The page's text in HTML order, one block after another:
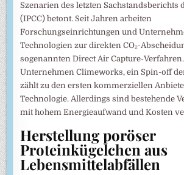
Szenarien des letzten Sachstandsberichts
(IPCC) betont. Seit Jahren arbeiten
Forschungseinrichtungen und
Technologien zur direkten CO₂-
sogenannten Direct Air Capture-Verfahren.
Unternehmen Climeworks, ein Spin-off
zählt zu den ersten kommerziellen
Technologie. Allerdings sind bestehende
mit hohem Energieaufwand und Kosten
Herstellung poröser
Proteinkügelchen aus
Lebensmittelabfällen